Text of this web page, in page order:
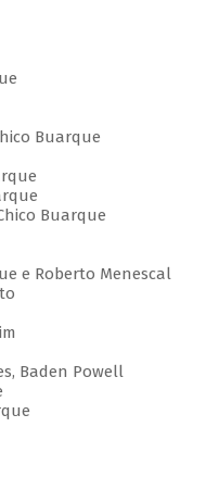
Buarque
Buarque
e Roberto Menescal
Baden Powell